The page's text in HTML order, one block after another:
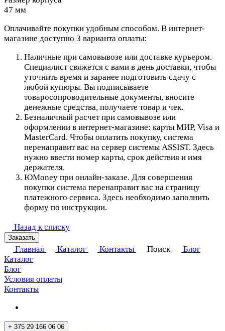
47 мм
Оплачивайте покупки удобным способом. В интернет-
магазине доступно 3 варианта оплаты:
Наличные при самовывозе или доставке курьером.
Специалист свяжется с вами в день доставки, чтобы
уточнить время и заранее подготовить сдачу с
любой купюры. Вы подписываете
товаросопроводительные документы, вносите
денежные средства, получаете товар и чек.
Безналичный расчет при самовывозе или
оформлении в интернет-магазине: карты МИР, Visa и
MasterCard. Чтобы оплатить покупку, система
перенаправит вас на сервер системы ASSIST. Здесь
нужно ввести номер карты, срок действия и имя
держателя.
ЮMoney при онлайн-заказе. Для совершения
покупки система перенаправит вас на страницу
платежного сервиса. Здесь необходимо заполнить
форму по инструкции.
Назад к списку
Заказать
Главная Каталог Контакты Поиск
Блог
Каталог
Блог
Условия оплаты
Контакты
+ 375 29 166 06 06